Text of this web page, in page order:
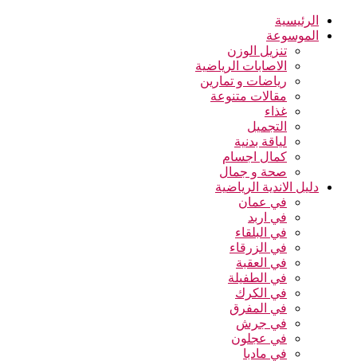
الرئيسية
الموسوعة
تنزيل الوزن
الاصابات الرياضية
رياضات و تمارين
مقالات متنوعة
غذاء
التجميل
لياقة بدنية
كمال اجسام
صحة و جمال
دليل الاندية الرياضية
في عمان
في اربد
في البلقاء
في الزرقاء
في العقبة
في الطفيلة
في الكرك
في المفرق
في جرش
في عجلون
في مادبا